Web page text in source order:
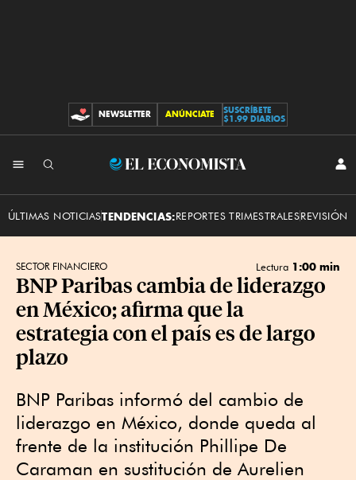
CONTRIBUCIONES
NEWSLETTER ANÚNCIATE
SUSCRÍBETE
$1.99 DIARIOS
El
ÚLTIMAS NOTICIASTENDENCIAS:REPORTES TRIMESTRALESREVISIÓN
SECTOR FINANCIERO Lectura 1:00 min
BNP Paribas cambia de liderazgo
en México; afirma que la
estrategia con el país es de largo
plazo
BNP Paribas informó del cambio de
liderazgo en México, donde queda al
frente de la institución Phillipe De
Caraman en sustitución de Aurelien